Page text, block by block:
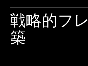
戦略的フ
築